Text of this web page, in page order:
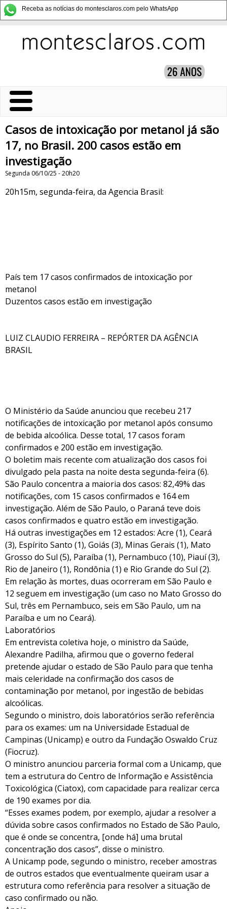
Receba as notícias do montesclaros.com pelo WhatsApp
Casos de intoxicação por metanol já são
17, no Brasil. 200 casos estão em
investigação
Segunda 06/10/25 - 20h20
20h15m, segunda-feira, da Agencia Brasil:
País tem 17 casos confirmados de intoxicação por
metanol
Duzentos casos estão em investigação
LUIZ CLAUDIO FERREIRA – REPÓRTER DA AGÊNCIA
BRASIL
O Ministério da Saúde anunciou que recebeu 217
notificações de intoxicação por metanol após consumo
de bebida alcoólica. Desse total, 17 casos foram
confirmados e 200 estão em investigação.
O boletim mais recente com atualização dos casos foi
divulgado pela pasta na noite desta segunda-feira (6).
São Paulo concentra a maioria dos casos: 82,49% das
notificações, com 15 casos confirmados e 164 em
investigação. Além de São Paulo, o Paraná teve dois
casos confirmados e quatro estão em investigação.
Há outras investigações em 12 estados: Acre (1), Ceará
(3), Espírito Santo (1), Goiás (3), Minas Gerais (1), Mato
Grosso do Sul (5), Paraíba (1), Pernambuco (10), Piauí (3),
Rio de Janeiro (1), Rondônia (1) e Rio Grande do Sul (2).
Em relação às mortes, duas ocorreram em São Paulo e
12 seguem em investigação (um caso no Mato Grosso do
Sul, três em Pernambuco, seis em São Paulo, um na
Paraíba e um no Ceará).
Laboratórios
Em entrevista coletiva hoje, o ministro da Saúde,
Alexandre Padilha, afirmou que o governo federal
pretende ajudar o estado de São Paulo para que tenha
mais celeridade na confirmação dos casos de
contaminação por metanol, por ingestão de bebidas
alcoólicas.
Segundo o ministro, dois laboratórios serão referência
para os exames: um na Universidade Estadual de
Campinas (Unicamp) e outro da Fundação Oswaldo Cruz
(Fiocruz).
O ministro anunciou parceria formal com a Unicamp, que
tem a estrutura do Centro de Informação e Assistência
Toxicológica (Ciatox), com capacidade para realizar cerca
de 190 exames por dia.
“Esses exames podem, por exemplo, ajudar a resolver a
dúvida sobre casos confirmados no Estado de São Paulo,
que é onde se concentra, [onde há] uma brutal
concentração dos casos”, disse o ministro.
A Unicamp pode, segundo o ministro, receber amostras
de outros estados que eventualmente queiram usar a
estrutura como referência para resolver a situação de
caso confirmado ou não.